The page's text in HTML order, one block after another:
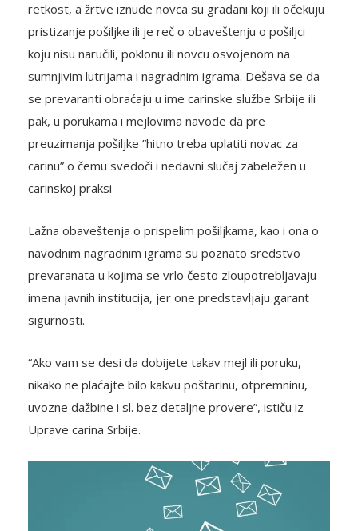
retkost, a žrtve iznude novca su građani koji ili očekuju
pristizanje pošiljke ili je reč o obaveštenju o pošiljci
koju nisu naručili, poklonu ili novcu osvojenom na
sumnjivim lutrijama i nagradnim igrama. Dešava se da
se prevaranti obraćaju u ime carinske službe Srbije ili
pak, u porukama i mejlovima navode da pre
preuzimanja pošiljke ”hitno treba uplatiti novac za
carinu” o čemu svedoči i nedavni slučaj zabeležen u
carinskoj praksi
Lažna obaveštenja o prispelim pošiljkama, kao i ona o
navodnim nagradnim igrama su poznato sredstvo
prevaranata u kojima se vrlo često zloupotrebljavaju
imena javnih institucija, jer one predstavljaju garant
sigurnosti.
“Ako vam se desi da dobijete takav mejl ili poruku,
nikako ne plaćajte bilo kakvu poštarinu, otpremninu,
uvozne dažbine i sl. bez detaljne provere”, ističu iz
Uprave carina Srbije.